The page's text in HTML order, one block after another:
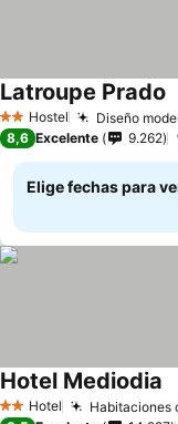
2 Estrellas
Hostel Diseño
Latroupe Prado
8,6 Excelente 9.262
Elige fechas para
2 Estrellas
Hotel Habitaciones
Hotel Mediodia